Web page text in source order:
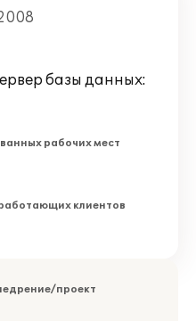
базы данных:
рабочих мест
клиентов
проект